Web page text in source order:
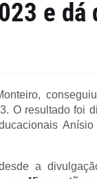
e dá
O resultado foi
a